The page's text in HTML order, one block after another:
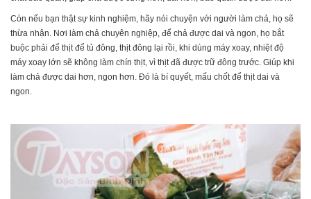
Còn nếu bạn thật sự kinh nghiệm, hãy nói chuyện với người làm chả, họ sẽ
thừa nhận. Nơi làm chả chuyên nghiệp, để chả được dai và ngon, họ bắt
buộc phải để thịt để tủ đông, thịt đông lại rồi, khi dùng máy xoay, nhiệt độ
máy xoay lớn sẽ không làm chín thịt, vì thịt đã được trữ đông trước. Giúp khi
làm chả được dai hơn, ngon hơn. Đó là bí quyết, mấu chốt để thịt dai và
ngon.